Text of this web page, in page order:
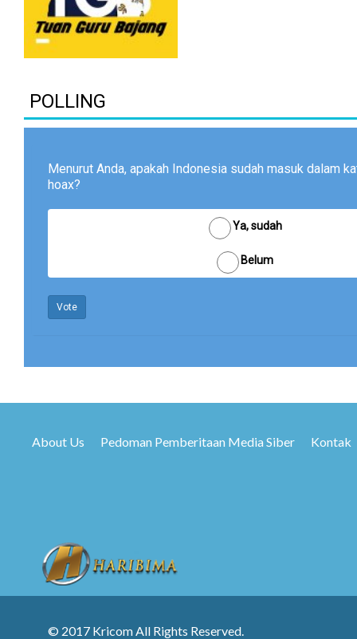
POLLING
Menurut Anda, apakah Indonesia sudah masuk dalam
hoax?
Ya, sudah
Belum
Vote
About Us Pedoman Pemberitaan Media Siber Kontak
© 2017 Kricom All Rights Reserved.